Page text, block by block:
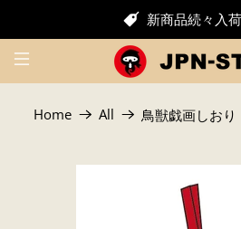
新商品続々入
Home All 鳥獣戯画しおり